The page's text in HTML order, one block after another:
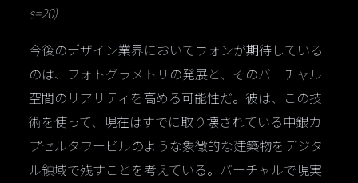
s=20)
今後のデザイン業界においてウォンが期待している
のは、フォトグラメトリの発展と、そのバーチャル
空間のリアリティを高める可能性だ。彼は、この技
術を使って、現在はすでに取り壊されている中銀カ
プセルタワービルのような象徴的な建築物をデジタ
ル領域で残すことを考えている。バーチャルで現実